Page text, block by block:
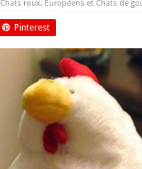
Chats roux, Européens et Chats de
Pinterest